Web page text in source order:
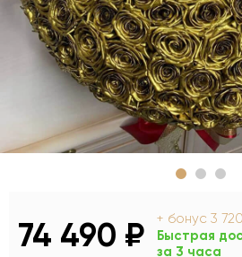
74 490 ₽ + бонус 3
Быстрая
за 3 часа